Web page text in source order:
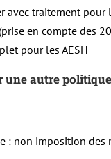
avec traitement
en compte des
pour les AESH
une autre
: non imposition des